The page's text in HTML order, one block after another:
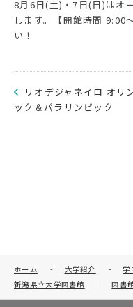
8月6日(土)・7日(日)はオ
します。【開館時間 9:00
い！
リオデジャネイロ オリ
ック＆パラリンピック
ホーム - 大学紹介 - 学
新潟県立大学図書館
- 図書